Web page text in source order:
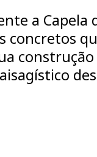
a Capela
concretos